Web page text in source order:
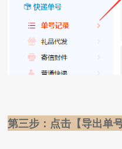
第三步：点击【导出单